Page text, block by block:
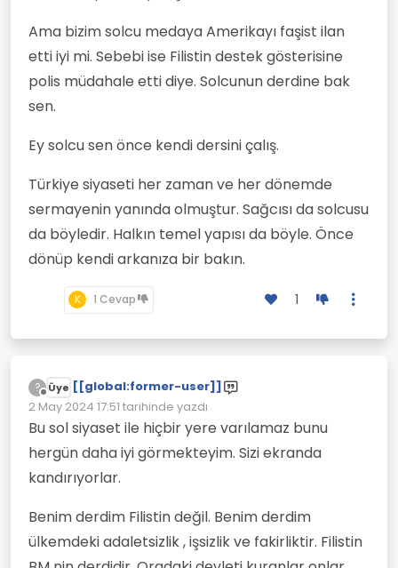
Ama bizim solcu medaya Amerikayı faşist ilan
etti iyi mi. Sebebi ise Filistin destek gösterisine
polis müdahale etti diye. Solcunun derdine bak
sen.
Ey solcu sen önce kendi dersini çalış.
Türkiye siyaseti her zaman ve her dönemde
sermayenin yanında olmuştur. Sağcısı da solcusu
da böyledir. Halkın temel yapısı da böyle. Önce
dönüp kendi arkanıza bir bakın.
K 1 Cevap 1
?
Çevrimdışı
Üye [[global:former-user]]
2 May 2024 17:51 tarihinde yazdı
Son düzenleyen:
Bu sol siyaset ile hiçbir yere varılamaz bunu
hergün daha iyi görmekteyim. Sizi ekranda
kandırıyorlar.
Benim derdim Filistin değil. Benim derdim
ülkemdeki adaletsizlik , işsizlik ve fakirliktir. Filistin